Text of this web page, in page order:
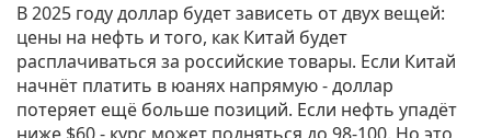
В 2025 году доллар будет зависеть от двух вещей:
цены на нефть и того, как Китай будет
расплачиваться за российские товары. Если Китай
начнёт платить в юанях напрямую - доллар
потеряет ещё больше позиций. Если нефть упадёт